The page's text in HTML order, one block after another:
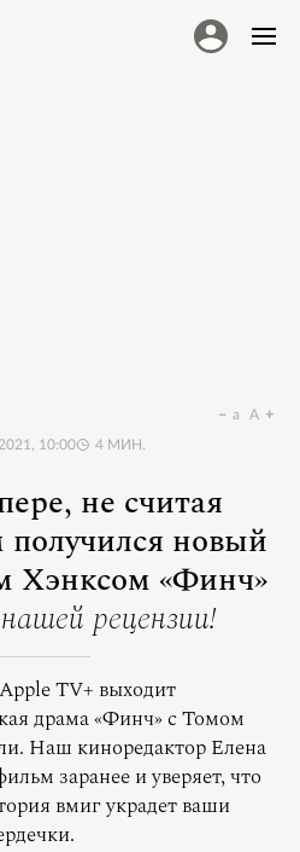
10:00 4 МИН.
a A
не считая
новый
Хэнксом «Финч»
рецензии!
TV+ выходит
драма «Финч» с Томом
Наш киноредактор Елена
заранее и уверяет, что
вмиг украдет ваши